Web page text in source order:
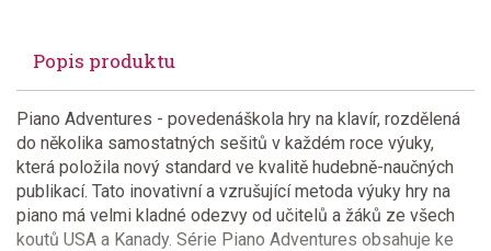
Popis produktu
Piano Adventures - povedenáškola hry na klavír, rozdělená
do několika samostatných sešitů v každém roce výuky,
která položila nový standard ve kvalitě hudebně-naučných
publikací. Tato inovativní a vzrušující metoda výuky hry na
piano má velmi kladné odezvy od učitelů a žáků ze všech
koutů USA a Kanady. Série Piano Adventures obsahuje ke